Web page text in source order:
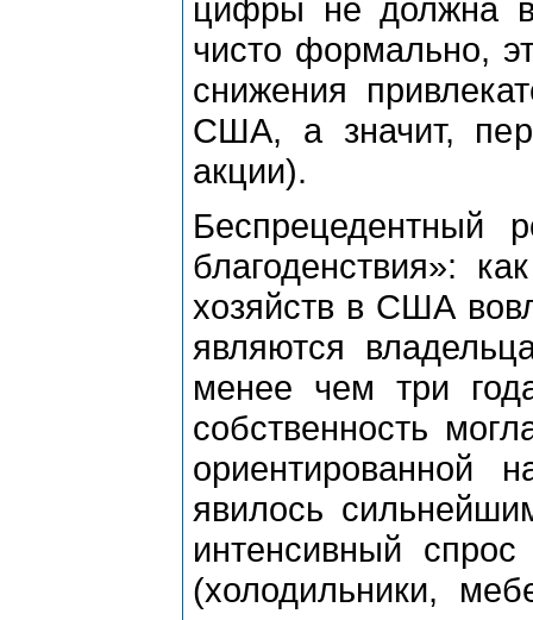
цифры не должна
чисто формально,
снижения
США, а значит,
акции).
Беспрецедентный
благоденствия»:
хозяйств в США
являются
менее чем три
собственность
ориентированной
явилось
интенсивный
(холодильники,